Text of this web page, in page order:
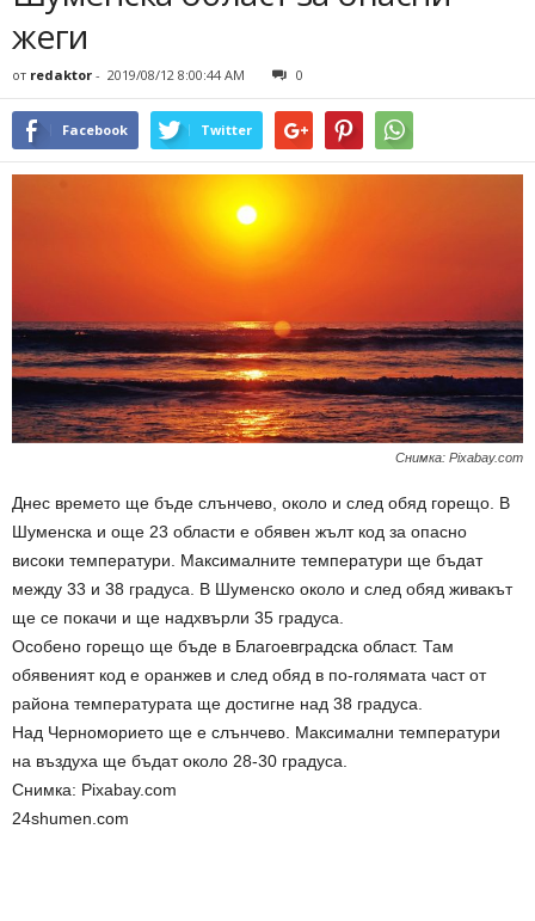
жеги
от redaktor - 2019/08/12 8:00:44 AM 0
Facebook Twitter
Снимка: Pixabay.com
Днес времето ще бъде слънчево, около и след обяд горещо. В
Шуменска и още 23 области е обявен жълт код за опасно
високи температури. Максималните температури ще бъдат
между 33 и 38 градуса. В Шуменско около и след обяд живакът
ще се покачи и ще надхвърли 35 градуса.
Особено горещо ще бъде в Благоевградска област. Там
обявеният код е оранжев и след обяд в по-голямата част от
района температурата ще достигне над 38 градуса.
Над Черноморието ще е слънчево. Максимални температури
на въздуха ще бъдат около 28-30 градуса.
Снимка: Pixabay.com
24shumen.com